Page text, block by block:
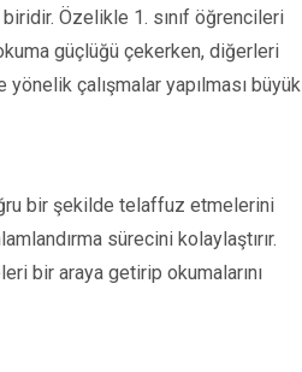
Özelikle 1. sınıf öğrencileri
güçlüğü çekerken, diğerleri
çalışmalar yapılması büyük
bir şekilde telaffuz etmelerini
sürecini kolaylaştırır.
bir araya getirip okumalarını